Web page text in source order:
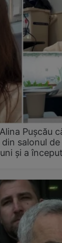
Pușcău
salonul
și a